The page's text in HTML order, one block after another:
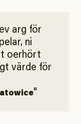
arg för
ni
oerhört
värde för